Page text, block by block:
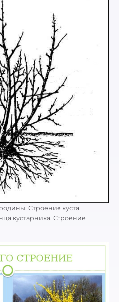
Строение куста
кустарника. Строение